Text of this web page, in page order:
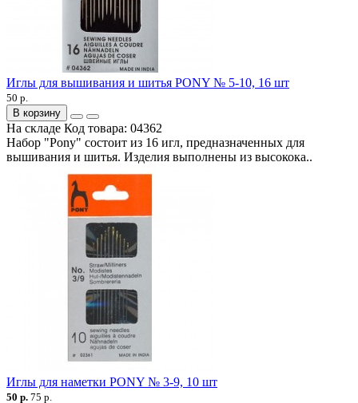
Иглы для вышивания и шитья PONY № 5-10, 16 шт
50 р.
В корзину
На складе Код товара: 04362
Набор "Pony" состоит из 16 игл, предназначенных для
вышивания и шитья. Изделия выполнены из высокока..
Иглы для наметки PONY № 3-9, 10 шт
50 р. 75 р.